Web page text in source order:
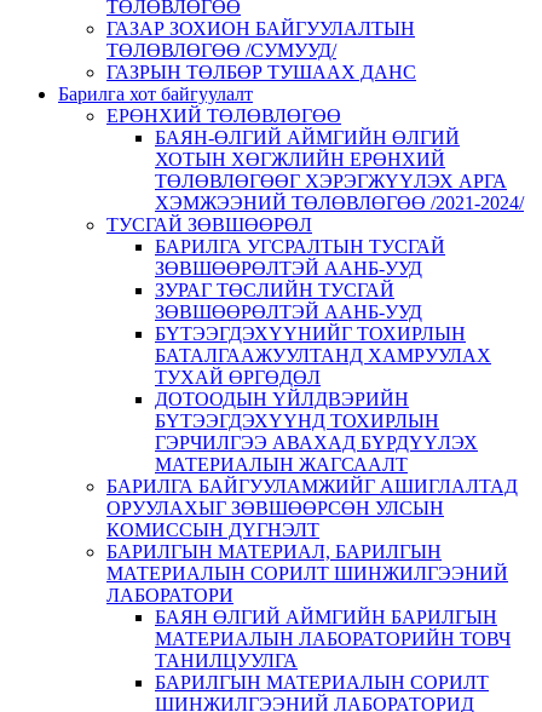
ТӨЛӨВЛӨГӨӨ
ГАЗАР ЗОХИОН БАЙГУУЛАЛТЫН
ТӨЛӨВЛӨГӨӨ /СУМУУД/
ГАЗРЫН ТӨЛБӨР ТУШААХ ДАНС
Барилга хот байгуулалт
ЕРӨНХИЙ ТӨЛӨВЛӨГӨӨ
БАЯН-ӨЛГИЙ АЙМГИЙН ӨЛГИЙ
ХОТЫН ХӨГЖЛИЙН ЕРӨНХИЙ
ТӨЛӨВЛӨГӨӨГ ХЭРЭГЖҮҮЛЭХ АРГА
ХЭМЖЭЭНИЙ ТӨЛӨВЛӨГӨӨ /2021-2024/
ТУСГАЙ ЗӨВШӨӨРӨЛ
БАРИЛГА УГСРАЛТЫН ТУСГАЙ
ЗӨВШӨӨРӨЛТЭЙ ААНБ-УУД
ЗУРАГ ТӨСЛИЙН ТУСГАЙ
ЗӨВШӨӨРӨЛТЭЙ ААНБ-УУД
БҮТЭЭГДЭХҮҮНИЙГ ТОХИРЛЫН
БАТАЛГААЖУУЛТАНД ХАМРУУЛАХ
ТУХАЙ ӨРГӨДӨЛ
ДОТООДЫН ҮЙЛДВЭРИЙН
БҮТЭЭГДЭХҮҮНД ТОХИРЛЫН
ГЭРЧИЛГЭЭ АВАХАД БҮРДҮҮЛЭХ
МАТЕРИАЛЫН ЖАГСААЛТ
БАРИЛГА БАЙГУУЛАМЖИЙГ АШИГЛАЛТАД
ОРУУЛАХЫГ ЗӨВШӨӨРСӨН УЛСЫН
КОМИССЫН ДҮГНЭЛТ
БАРИЛГЫН МАТЕРИАЛ, БАРИЛГЫН
МАТЕРИАЛЫН СОРИЛТ ШИНЖИЛГЭЭНИЙ
ЛАБОРАТОРИ
БАЯН ӨЛГИЙ АЙМГИЙН БАРИЛГЫН
МАТЕРИАЛЫН ЛАБОРАТОРИЙН ТОВЧ
ТАНИЛЦУУЛГА
БАРИЛГЫН МАТЕРИАЛЫН СОРИЛТ
ШИНЖИЛГЭЭНИЙ ЛАБОРАТОРИД